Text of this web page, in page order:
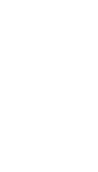
€ kuni 50,90 €